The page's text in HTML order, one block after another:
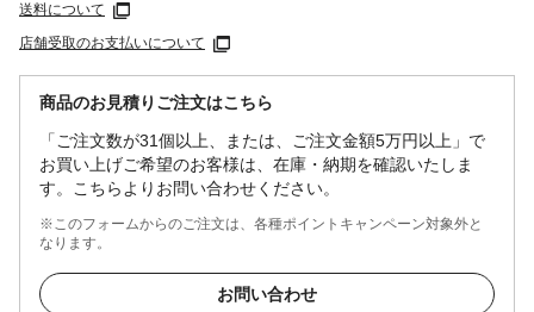
送料について
店舗受取のお支払いについて
商品のお見積りご注文はこちら
「ご注文数が31個以上、または、ご注文金額5万円以上」で
お買い上げご希望のお客様は、在庫・納期を確認いたしま
す。こちらよりお問い合わせください。
※このフォームからのご注文は、各種ポイントキャンペーン対象外と
なります。
お問い合わせ